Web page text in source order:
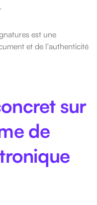
est une
et de l'authenticité
sur
de